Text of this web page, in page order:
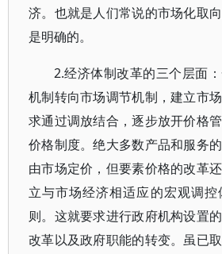
济。也就是人们常说的市场化取
是明确的。
2.经济体制改革的三个层面
机制转向市场调节机制，建立市
求通过调放结合，逐步放开价格
价格制度。绝大多数产品和服务
由市场定价，但要素价格的改革
立与市场经济相适应的宏观调
则。这就要求进行政府机构设置
改革以及政府职能的转变。虽已